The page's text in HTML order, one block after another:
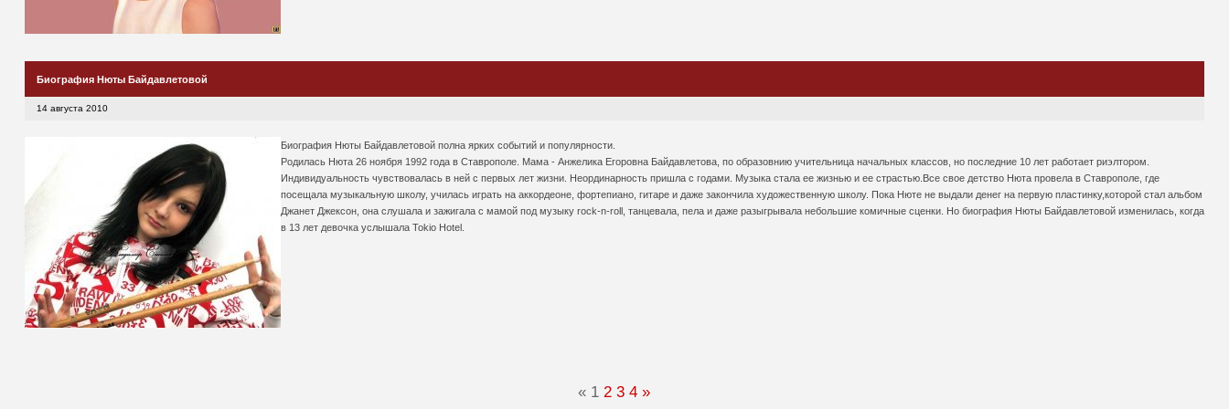
Биография Нюты Байдавлетовой
14 августа 2010
Биография Нюты Байдавлетовой полна ярких событий и популярности.
Родилась Нюта 26 ноября 1992 года в Ставрополе. Мама - Анжелика Егоровна Байдавлетова, по образовнию учительница начальных классов, но последние 10 лет работает риэлтором.
Индивидуальность чувствовалась в ней с первых лет жизни. Неординарность пришла с годами. Музыка стала ее жизнью и ее страстью.Все свое детство Нюта провела в Ставрополе, где
посещала музыкальную школу, училась играть на аккордеоне, фортепиано, гитаре и даже закончила художественную школу. Пока Нюте не выдали денег на первую пластинку,которой стал альбом
Джанет Джексон, она слушала и зажигала с мамой под музыку rock-n-roll, танцевала, пела и даже разыгрывала небольшие комичные сценки. Но биография Нюты Байдавлетовой изменилась, когда
в 13 лет девочка услышала Tokio Hotel.
« 1 2 3 4 »